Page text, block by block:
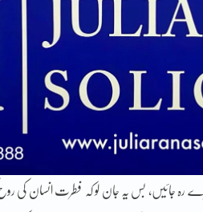
جائیں، بس یہ جان لو کہ فطرت انسان کی روح